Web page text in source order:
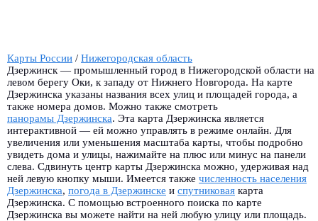
Карты России / Нижегородская область
Дзержинск — промышленный город в Нижегородской области на
левом берегу Оки, к западу от Нижнего Новгорода. На карте
Дзержинска указаны названия всех улиц и площадей города, а
также номера домов. Можно также смотреть
панорамы Дзержинска. Эта карта Дзержинска является
интерактивной — ей можно управлять в режиме онлайн. Для
увеличения или уменьшения масштаба карты, чтобы подробно
увидеть дома и улицы, нажимайте на плюс или минус на панели
слева. Сдвинуть центр карты Дзержинска можно, удерживая над
ней левую кнопку мыши. Имеется также численность населения
Дзержинска, погода в Дзержинске и спутниковая карта
Дзержинска. С помощью встроенного поиска по карте
Дзержинска вы можете найти на ней любую улицу или площадь.